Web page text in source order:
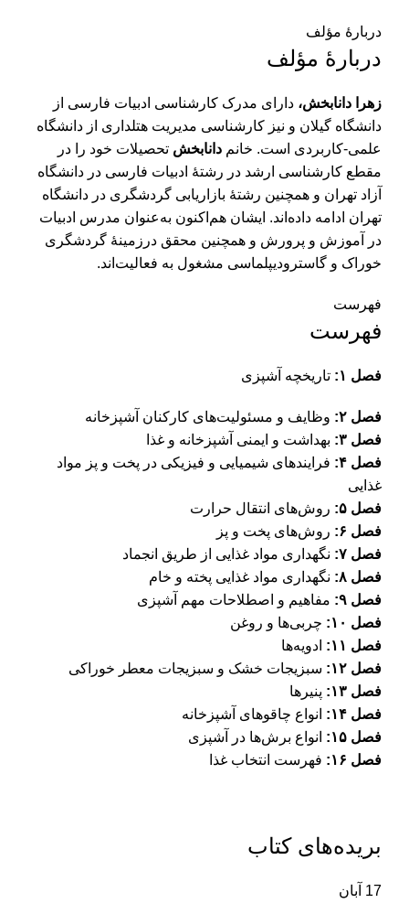
دربارۀ مؤلف
دربارۀ مؤلف
زهرا دانابخش، دارای مدرک کارشناسی ادبیات فارسی از
دانشگاه گیلان و نیز کارشناسی مدیریت هتلداری از دانشگاه
علمی-کاربردی است. خانم دانابخش تحصیلات خود را در
مقطع کارشناسی ارشد در رشتۀ ادبیات فارسی در دانشگاه
آزاد تهران و همچنین رشتۀ بازاریابی گردشگری در دانشگاه
تهران ادامه داده‌اند. ایشان هم‌اکنون به‌عنوان مدرس ادبیات
در آموزش و پرورش و همچنین محقق درزمینۀ گردشگری
خوراک و گاسترودیپلماسی مشغول به فعالیت‌اند.
فهرست
فهرست
فصل ۱: تاریخچه آشپزی
فصل ۲:
وظایف و مسئولیت‌های کارکنان آشپزخانه
فصل ۳:
بهداشت و ایمنی آشپزخانه و غذا
فصل ۴:
فرایندهای شیمیایی و فیزیکی در پخت و پز مواد
غذایی
فصل ۵:
روش‌های انتقال حرارت
فصل ۶:
روش‌های پخت و پز
فصل ۷:
نگهداری مواد غذایی از طریق انجماد
فصل ۸:
نگهداری مواد غذایی پخته و خام
فصل ۹:
مفاهیم و اصطلاحات مهم آشپزی
فصل ۱۰:
چربی‌ها و روغن
فصل ۱۱:
ادویه‌ها
فصل ۱۲:
سبزیجات خشک و سبزیجات معطر خوراکی
فصل ۱۳:
پنیرها
فصل ۱۴:
انواع چاقوهای آشپزخانه
فصل ۱۵:
انواع برش‌ها در آشپزی
فصل ۱۶:
فهرست انتخاب غذا
بریده‌های کتاب
17 آبان